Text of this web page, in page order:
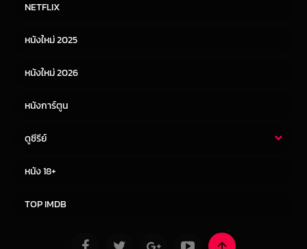
หนังจีน
NETFLIX
หนังใหม่ 2025
หนังใหม่ 2026
หนังการ์ตูน
ดูซีรีย์
หนัง 18+
TOP IMDB